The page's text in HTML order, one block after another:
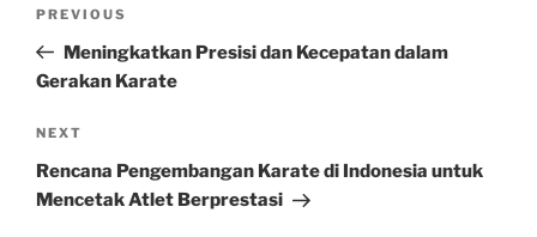
Previous
Post
PREVIOUS
Meningkatkan Presisi dan Kecepatan dalam
Gerakan Karate
Next
Post
NEXT
Rencana Pengembangan Karate di Indonesia untuk
Mencetak Atlet Berprestasi